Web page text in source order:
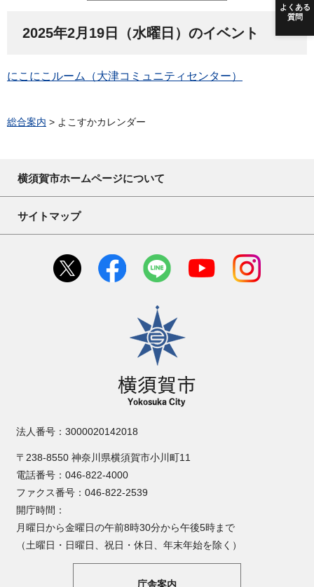
よくある
質問
2025年2月19日（水曜日）のイベント
にこにこルーム（大津コミュニティセンター）
総合案内 > よこすかカレンダー
横須賀市ホームページについて
サイトマップ
横須賀市
法人番号：3000020142018
〒238-8550 神奈川県横須賀市小川町11
電話番号：046-822-4000
ファクス番号：046-822-2539
開庁時間：
月曜日から金曜日の午前8時30分から午後5時まで
（土曜日・日曜日、祝日・休日、年末年始を除く）
庁舎案内